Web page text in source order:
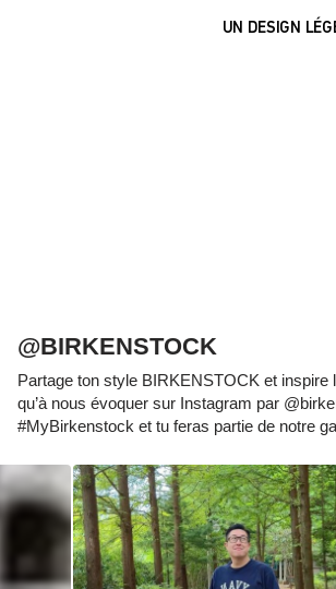
UN DESIGN
@BIRKENSTOCK
Partage ton style BIRKENSTOCK et inspire
qu’à nous évoquer sur Instagram par
#MyBirkenstock et tu feras partie de notre